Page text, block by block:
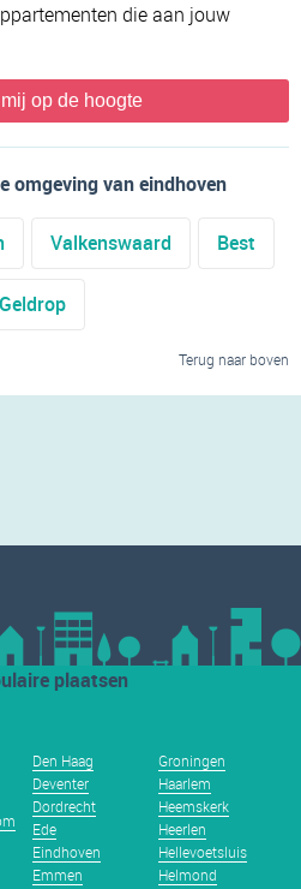
die aan jouw
op de hoogte
omgeving van eindhoven
Valkenswaard Best
Geldrop
Terug naar boven
plaatsen
Den Haag
Deventer
Dordrecht
Ede
Eindhoven
Emmen
Groningen
Haarlem
Heemskerk
Heerlen
Hellevoetsluis
Helmond